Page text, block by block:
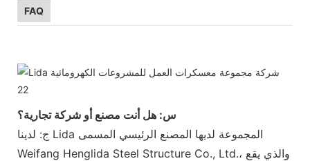
FAQ
س: هل أنت مصنع أو شركة تجارية؟
ج: لدينا Lida المجموعة لديها المصنع الرئيسي المسمى
Weifang Henglida Steel Structure Co., Ltd.، والذي يقع